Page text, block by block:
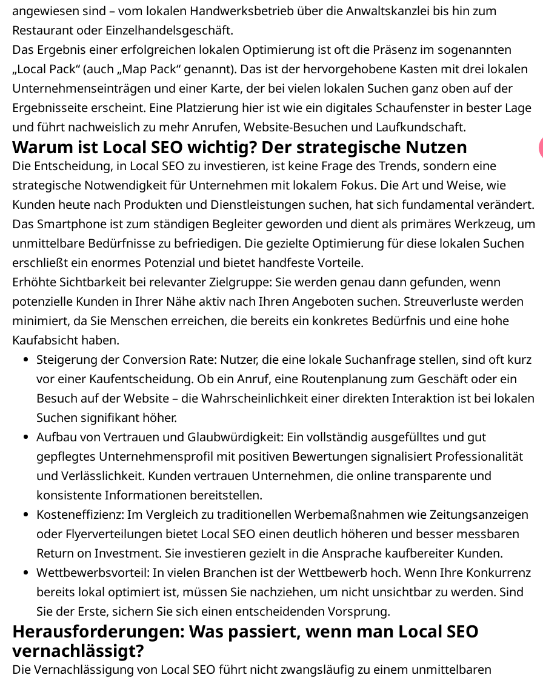
angewiesen sind – vom lokalen Handwerksbetrieb über die Anwaltskanzlei bis hin zum
Restaurant oder Einzelhandelsgeschäft.
Das Ergebnis einer erfolgreichen lokalen Optimierung ist oft die Präsenz im sogenannten
„Local Pack“ (auch „Map Pack“ genannt). Das ist der hervorgehobene Kasten mit drei lokalen
Unternehmenseinträgen und einer Karte, der bei vielen lokalen Suchen ganz oben auf der
Ergebnisseite erscheint. Eine Platzierung hier ist wie ein digitales Schaufenster in bester Lage
und führt nachweislich zu mehr Anrufen, Website-Besuchen und Laufkundschaft.
Warum ist Local SEO wichtig? Der strategische Nutzen
Die Entscheidung, in Local SEO zu investieren, ist keine Frage des Trends, sondern eine
strategische Notwendigkeit für Unternehmen mit lokalem Fokus. Die Art und Weise, wie
Kunden heute nach Produkten und Dienstleistungen suchen, hat sich fundamental verändert.
Das Smartphone ist zum ständigen Begleiter geworden und dient als primäres Werkzeug, um
unmittelbare Bedürfnisse zu befriedigen. Die gezielte Optimierung für diese lokalen Suchen
erschließt ein enormes Potenzial und bietet handfeste Vorteile.
Erhöhte Sichtbarkeit bei relevanter Zielgruppe: Sie werden genau dann gefunden, wenn
potenzielle Kunden in Ihrer Nähe aktiv nach Ihren Angeboten suchen. Streuverluste werden
minimiert, da Sie Menschen erreichen, die bereits ein konkretes Bedürfnis und eine hohe
Kaufabsicht haben.
Steigerung der Conversion Rate: Nutzer, die eine lokale Suchanfrage stellen, sind oft kurz
vor einer Kaufentscheidung. Ob ein Anruf, eine Routenplanung zum Geschäft oder ein
Besuch auf der Website – die Wahrscheinlichkeit einer direkten Interaktion ist bei lokalen
Suchen signifikant höher.
Aufbau von Vertrauen und Glaubwürdigkeit: Ein vollständig ausgefülltes und gut
gepflegtes Unternehmensprofil mit positiven Bewertungen signalisiert Professionalität
und Verlässlichkeit. Kunden vertrauen Unternehmen, die online transparente und
konsistente Informationen bereitstellen.
Kosteneffizienz: Im Vergleich zu traditionellen Werbemaßnahmen wie Zeitungsanzeigen
oder Flyerverteilungen bietet Local SEO einen deutlich höheren und besser messbaren
Return on Investment. Sie investieren gezielt in die Ansprache kaufbereiter Kunden.
Wettbewerbsvorteil: In vielen Branchen ist der Wettbewerb hoch. Wenn Ihre Konkurrenz
bereits lokal optimiert ist, müssen Sie nachziehen, um nicht unsichtbar zu werden. Sind
Sie der Erste, sichern Sie sich einen entscheidenden Vorsprung.
Herausforderungen: Was passiert, wenn man Local SEO
vernachlässigt?
Die Vernachlässigung von Local SEO führt nicht zwangsläufig zu einem unmittelbaren